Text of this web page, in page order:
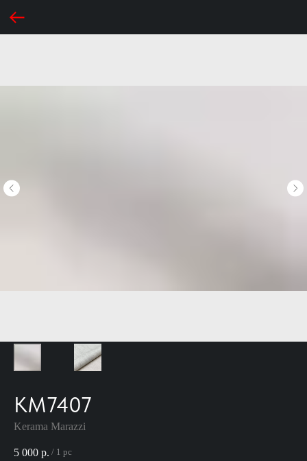
KM7407
Kerama Marazzi
5 000 р. / 1 pc